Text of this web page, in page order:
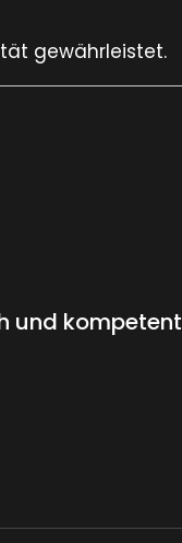
gewährleistet.
und kompetent